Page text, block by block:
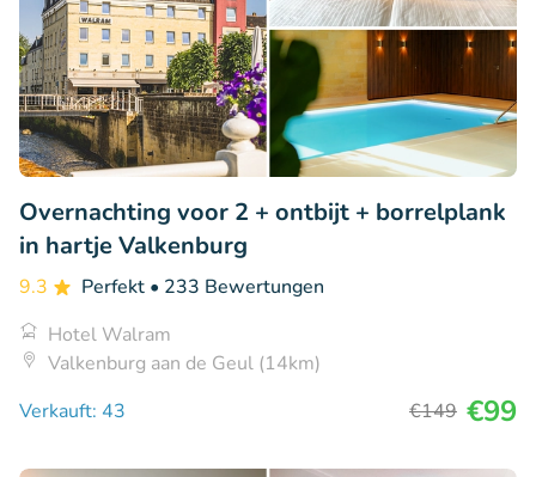
Overnachting voor 2 + ontbijt + borrelplank
in hartje Valkenburg
9.3 Perfekt • 233 Bewertungen
Hotel Walram
Valkenburg aan de Geul (14km)
Verkauft: 43
€149 €99